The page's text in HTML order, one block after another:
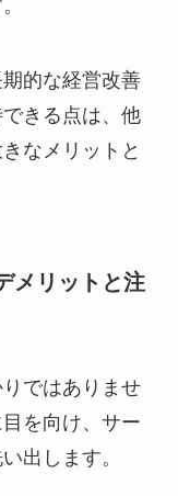
的な経営改善
きる点は、他
なメリットと
メリットと注
ではありませ
を向け、サー
出します。